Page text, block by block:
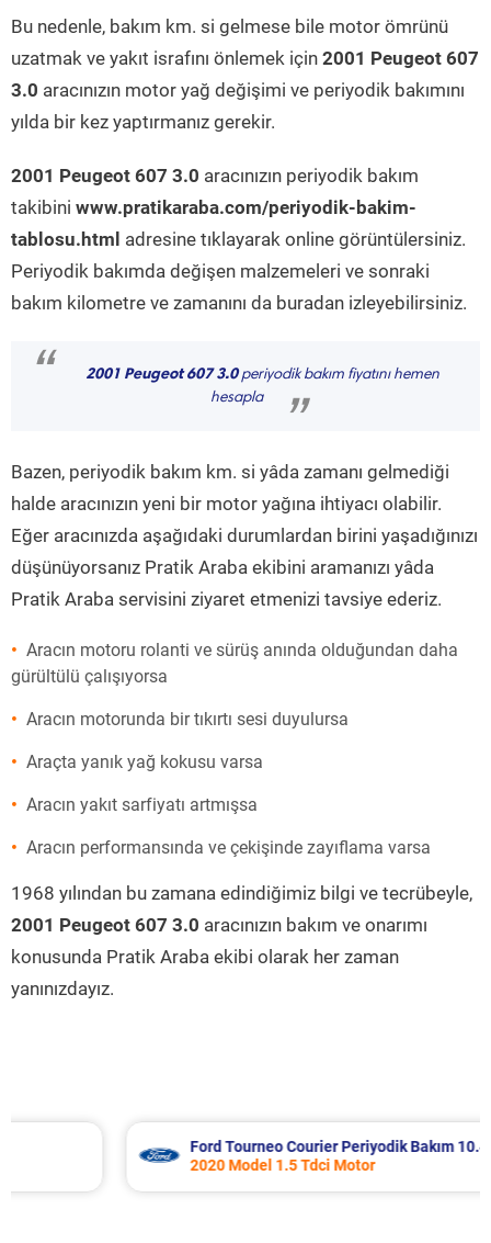
Bu nedenle, bakım km. si gelmese bile motor ömrünü
uzatmak ve yakıt israfını önlemek için 2001 Peugeot 607
3.0 aracınızın motor yağ değişimi ve periyodik bakımını
yılda bir kez yaptırmanız gerekir.
2001 Peugeot 607 3.0 aracınızın periyodik bakım
takibini www.pratikaraba.com/periyodik-bakim-
tablosu.html adresine tıklayarak online görüntülersiniz.
Periyodik bakımda değişen malzemeleri ve sonraki
bakım kilometre ve zamanını da buradan izleyebilirsiniz.
“ 2001 Peugeot 607 3.0periyodik bakım fiyatını hemen
hesapla
”
Bazen, periyodik bakım km. si yâda zamanı gelmediği
halde aracınızın yeni bir motor yağına ihtiyacı olabilir.
Eğer aracınızda aşağıdaki durumlardan birini yaşadığınızı
düşünüyorsanız Pratik Araba ekibini aramanızı yâda
Pratik Araba servisini ziyaret etmenizi tavsiye ederiz.
Aracın motoru rolanti ve sürüş anında olduğundan daha
gürültülü çalışıyorsa
Aracın motorunda bir tıkırtı sesi duyulursa
Araçta yanık yağ kokusu varsa
Aracın yakıt sarfiyatı artmışsa
Aracın performansında ve çekişinde zayıflama varsa
1968 yılından bu zamana edindiğimiz bilgi ve tecrübeyle,
2001 Peugeot 607 3.0 aracınızın bakım ve onarımı
konusunda Pratik Araba ekibi olarak her zaman
yanınızdayız.
Ford Tourneo Courier Periyodik Bakım 10.485 TL
2020 Model 1.5 Tdci Motor